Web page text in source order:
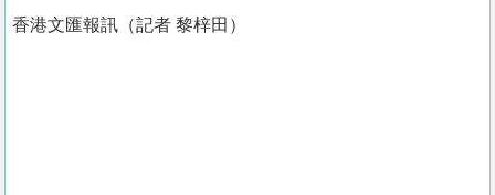
香港文匯報訊（記者 黎梓田）